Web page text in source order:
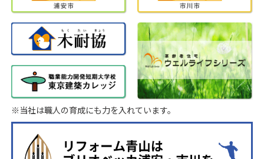
※当社は職人の育成にも力を入れています。